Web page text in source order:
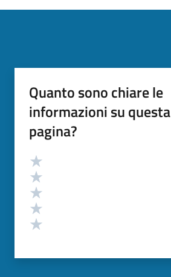
Quanto sono chiare le
informazioni su questa
pagina?
Valutazione